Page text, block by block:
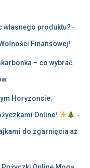
produktu? -
Finansowej!
– co wybrać-
Horyzoncie:
Online! -
do zgarnięcia aż